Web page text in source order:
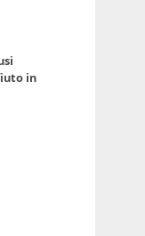
in